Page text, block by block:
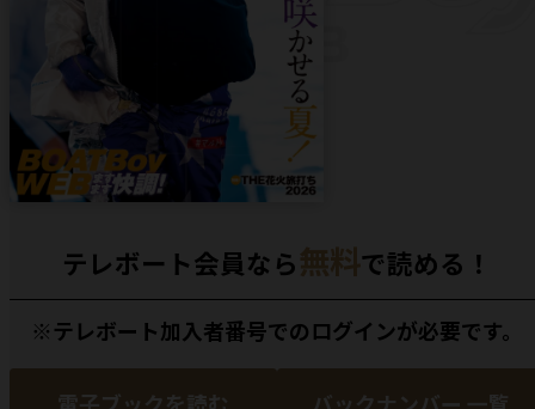
テレボート会員なら無料で読める！
※テレボート加入者番号でのログインが必要です。
電子ブックを読む バックナンバー 一覧